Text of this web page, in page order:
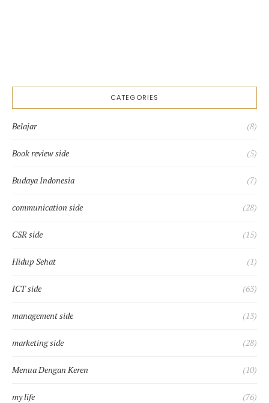
CATEGORIES
Belajar (8)
Book review side (5)
Budaya Indonesia (7)
communication side (28)
CSR side (15)
Hidup Sehat (1)
ICT side (63)
management side (13)
marketing side (28)
Menua Dengan Keren (10)
my life (76)